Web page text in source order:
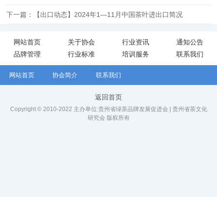
下一篇：【出口动态】2024年1—11月中国茶叶进出口简况
网站首页 关于协会 行业资讯
通知公告
品牌管理
行业标准 培训服务 联系我们
网站首页 协会简介 联系我们
返回首页
Copyright © 2010-2022 主办单位:贵州省绿茶品牌发展促进会 | 贵州省茶文化
研究会 版权所有